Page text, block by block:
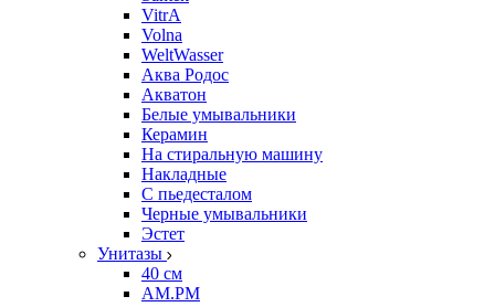
VitrA
Volna
WeltWasser
Аква Родос
Акватон
Белые умывальники
Керамин
На стиральную машину
Накладные
С пьедесталом
Черные умывальники
Эстет
Унитазы
40 см
AM.PM